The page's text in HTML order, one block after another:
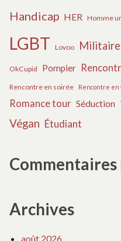
Handicap HER Homme
LGBT Lovoo Militaire
OkCupid Pompier
Rencontre en soirée Rencontre en
Romance tour Séduction
Végan Étudiant
Archives
août 2026